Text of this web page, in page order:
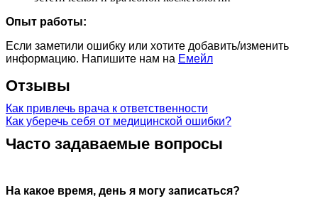
Опыт работы:
Если заметили ошибку или хотите добавить/изменить
информацию. Напишите нам на Емейл
Отзывы
Как привлечь врача к ответственности
Как уберечь себя от медицинской ошибки?
Часто задаваемые вопросы
На какое время, день я могу записаться?